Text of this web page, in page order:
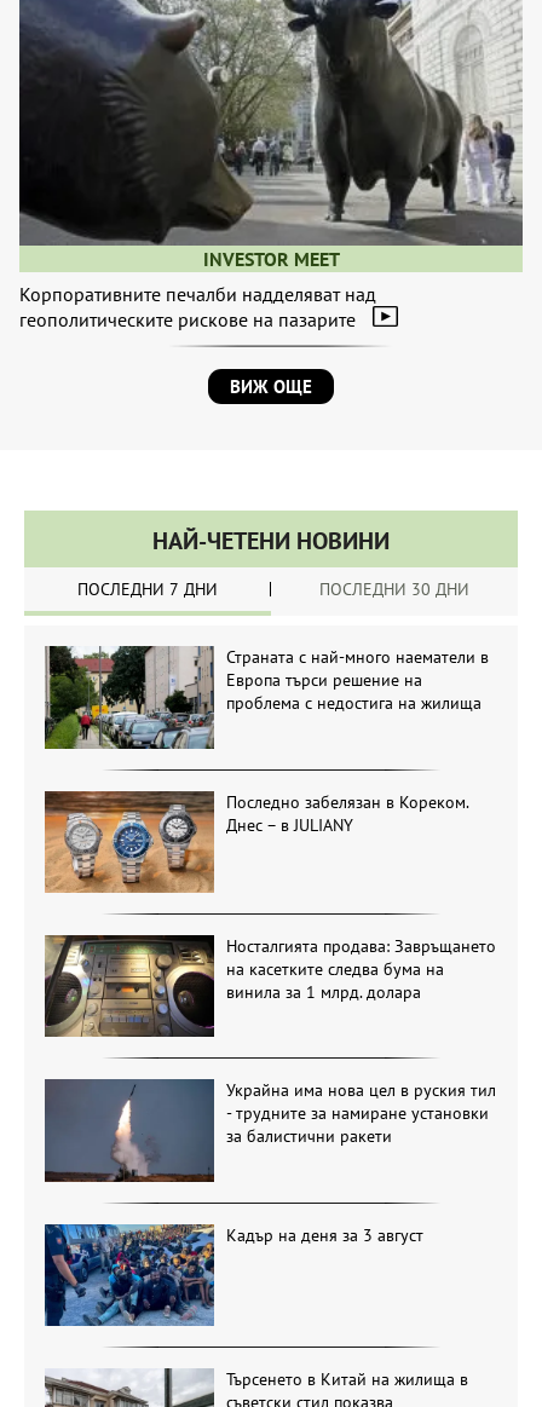
INVESTOR MEET
Корпоративните печалби надделяват над
геополитическите рискове на пазарите
ВИЖ ОЩЕ
НАЙ-ЧЕТЕНИ НОВИНИ
ПОСЛЕДНИ 7 ДНИ ПОСЛЕДНИ 30 ДНИ
Страната с най-много наематели в
Европа търси решение на
проблема с недостига на жилища
Последно забелязан в Кореком.
Днес – в JULIANY
Носталгията продава: Завръщането
на касетките следва бума на
винила за 1 млрд. долара
Украйна има нова цел в руския тил
- трудните за намиране установки
за балистични ракети
Кадър на деня за 3 август
Търсенето в Китай на жилища в
съветски стил показва